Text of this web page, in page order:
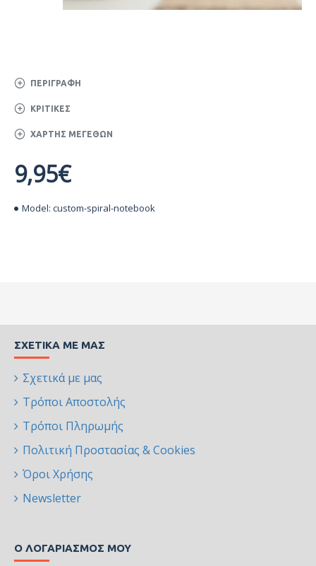
ΠΕΡΙΓΡΑΦΉ
ΚΡΙΤΙΚΈΣ
ΧΆΡΤΗΣ ΜΕΓΕΘΏΝ
Model: custom-spiral-notebook
9,95€
ΣΧΕΤΙΚΆ ΜΕ ΜΑΣ
Σχετικά με μας
Τρόποι Αποστολής
Τρόποι Πληρωμής
Πολιτική Προστασίας & Cookies
Όροι Χρήσης
Newsletter
Ο ΛΟΓΑΡΙΑΣΜΌΣ ΜΟΥ